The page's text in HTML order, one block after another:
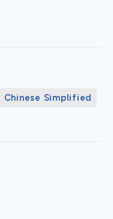
Chinese Simplified